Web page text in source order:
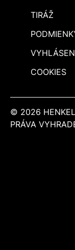
TIRÁŽ
COOKIES
© 2026 HENKEL
PRÁVA